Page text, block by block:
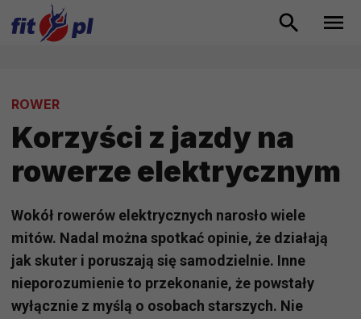
ROWER
Korzyści z jazdy na
rowerze elektrycznym
Wokół rowerów elektrycznych narosło wiele
mitów. Nadal można spotkać opinie, że działają
jak skuter i poruszają się samodzielnie. Inne
nieporozumienie to przekonanie, że powstały
wyłącznie z myślą o osobach starszych. Nie